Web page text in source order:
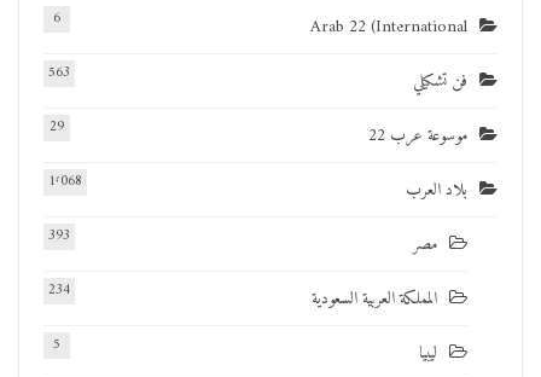
Arab 22 (International
6
فن تشكيلي 563
موسوعة عرب 22 29
بلاد العرب 1٬068
مصر 393
المملكة العربية السعودية 234
ليبيا 5